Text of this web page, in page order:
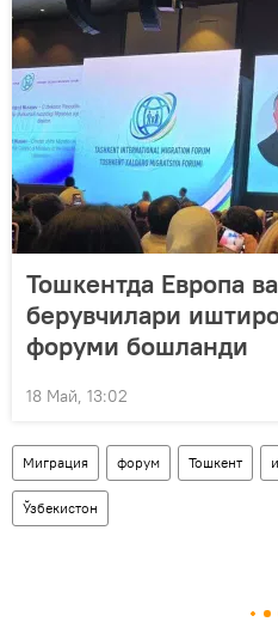
Тошкентда Европа
берувчилари
форуми бошланди
18 Май, 13:02
Миграция форум Тошкент
Ўзбекистон